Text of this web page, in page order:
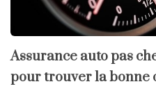
Assurance auto pas
pour trouver la bonne